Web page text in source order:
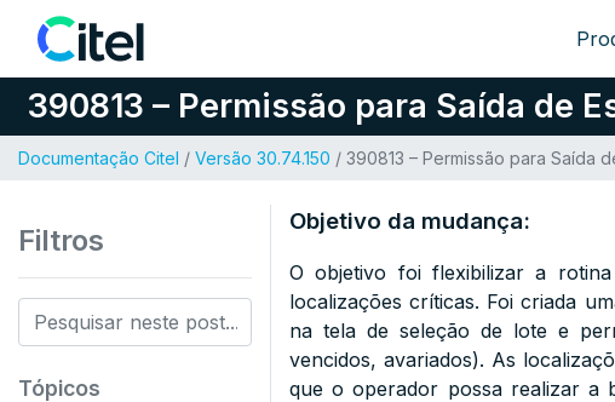
Pular para o conteúdo
390813 – Permissão para Saída de
Documentação Citel / Versão 30.74.150 / 390813 – Permissão para Saída
Filtros
Tópicos
Objetivo da mudança:
O objetivo foi flexibilizar a
localizações críticas. Foi criada
na tela de seleção de lote e
vencidos, avariados). As
que o operador possa realizar a